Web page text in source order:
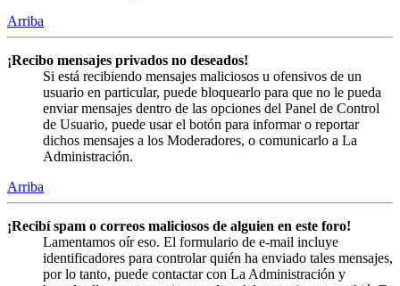
Arriba
¡Recibo mensajes privados no deseados!
Si está recibiendo mensajes maliciosos u ofensivos de un
usuario en particular, puede bloquearlo para que no le pueda
enviar mensajes dentro de las opciones del Panel de Control
de Usuario, puede usar el botón para informar o reportar
dichos mensajes a los Moderadores, o comunicarlo a La
Administración.
Arriba
¡Recibí spam o correos maliciosos de alguien en este foro!
Lamentamos oír eso. El formulario de e-mail incluye
identificadores para controlar quién ha enviado tales mensajes,
por lo tanto, puede contactar con La Administración y